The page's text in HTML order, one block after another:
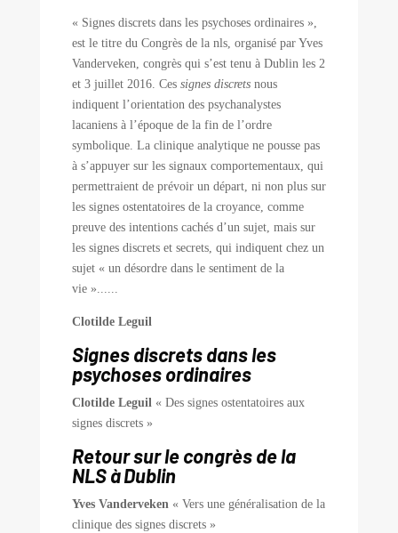
« Signes discrets dans les psychoses ordinaires »,
est le titre du Congrès de la nls, organisé par Yves
Vanderveken, congrès qui s’est tenu à Dublin les 2
et 3 juillet 2016. Ces signes discretsnous
indiquent l’orientation des psychanalystes
lacaniens à l’époque de la fin de l’ordre
symbolique. La clinique analytique ne pousse pas
à s’appuyer sur les signaux comportementaux, qui
permettraient de prévoir un départ, ni non plus sur
les signes ostentatoires de la croyance, comme
preuve des intentions cachés d’un sujet, mais sur
les signes discrets et secrets, qui indiquent chez un
sujet « un désordre dans le sentiment de la
vie »......
Clotilde Leguil
Signes discrets dans les
psychoses ordinaires
Clotilde Leguil« Des signes ostentatoires aux
signes discrets »
Retour sur le congrès de la
NLS à Dublin
Yves Vanderveken« Vers une généralisation de la
clinique des signes discrets »